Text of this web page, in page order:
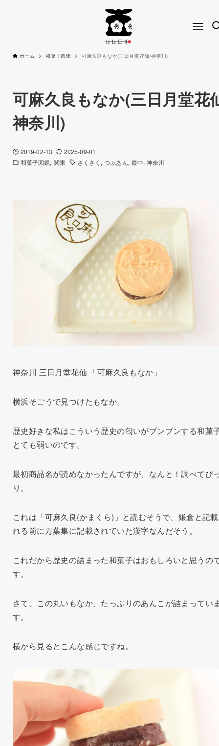
ホーム 和菓子図鑑 可麻久良もなか(三日月堂花仙/神奈川)
可麻久良もなか(三日月堂花
神奈川)
2019-02-13
2025-09-01
和菓子図鑑 関東 さくさく つぶあん 最中 神奈川
神奈川 三日月堂花仙 「可麻久良もなか」
横浜そごうで見つけたもなか。
歴史好きな私はこういう歴史の匂いがプンプンする和菓
とても弱いのです。
最初商品名が読めなかったんですが、なんと！調べてび
り。
これは「可麻久良(かまくら)」と読むそうで、鎌倉と記
れる前に万葉集に記載されていた漢字なんだそう。
これだから歴史の詰まった和菓子はおもしろいと思うの
す。
さて、この丸いもなか、たっぷりのあんこが詰まってい
す。
横から見るとこんな感じですね。